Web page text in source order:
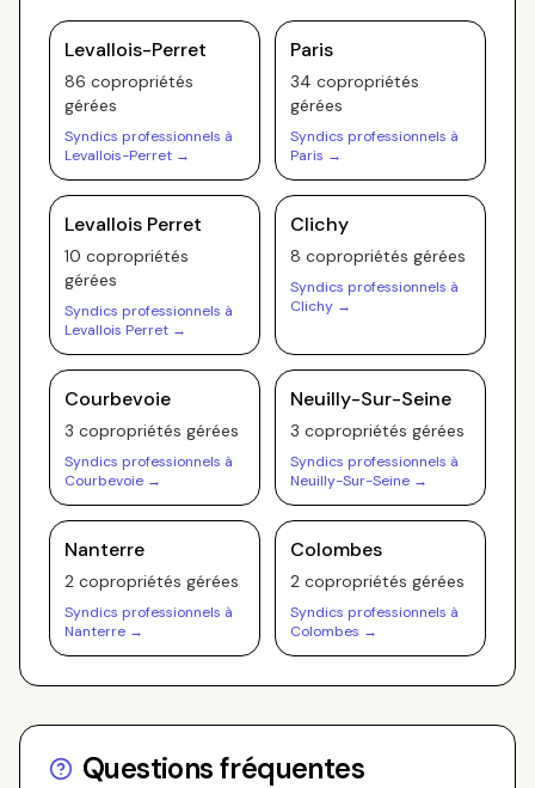
Levallois-Perret
86 copropriétés
gérées
Syndics professionnels à
Levallois-Perret →
Paris
34 copropriétés
gérées
Syndics professionnels à
Paris →
Levallois Perret
10 copropriétés
gérées
Syndics professionnels à
Levallois Perret →
Clichy
8 copropriétés gérées
Syndics professionnels à
Clichy →
Courbevoie
3 copropriétés gérées
Syndics professionnels à
Courbevoie →
Neuilly-Sur-Seine
3 copropriétés gérées
Syndics professionnels à
Neuilly-Sur-Seine →
Nanterre
2 copropriétés gérées
Syndics professionnels à
Nanterre →
Colombes
2 copropriétés gérées
Syndics professionnels à
Colombes →
Questions fréquentes